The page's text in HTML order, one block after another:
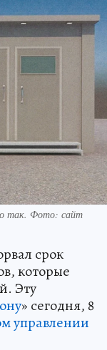
так. Фото: сайт
срок
которые
Эту
» сегодня, 8
управлении